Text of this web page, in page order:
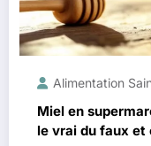
Alimentation
Miel en
le vrai du faux